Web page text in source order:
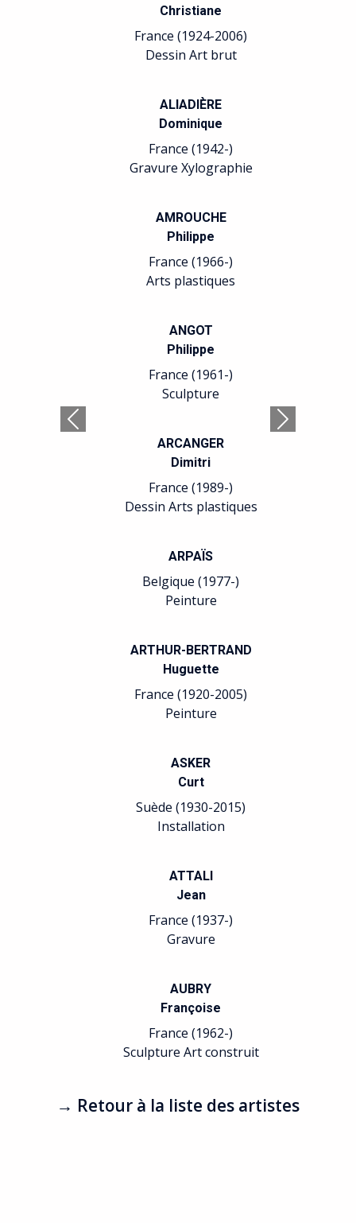
Christiane
France (1924-2006)
Dessin Art brut
ALIADIÈRE
Dominique
France (1942-)
Gravure Xylographie
AMROUCHE
Philippe
France (1966-)
Arts plastiques
ANGOT
Philippe
France (1961-)
Sculpture
ARCANGER
Dimitri
France (1989-)
Dessin Arts plastiques
ARPAÏS
Belgique (1977-)
Peinture
ARTHUR-BERTRAND
Huguette
France (1920-2005)
Peinture
ASKER
Curt
Suède (1930-2015)
Installation
ATTALI
Jean
France (1937-)
Gravure
AUBRY
Françoise
France (1962-)
Sculpture Art construit
Précédent Suivant
→ Retour à la liste des artistes